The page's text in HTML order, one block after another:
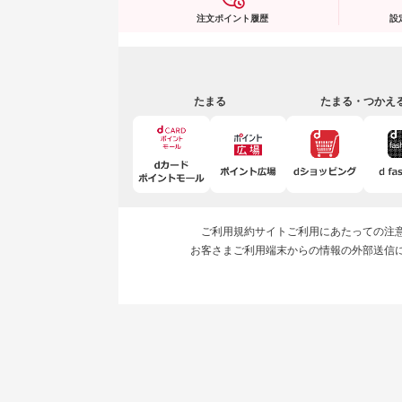
注文ポイント履歴 設
たまる たまる・つかえ
ご利用規約サイトご利用にあたっての注
お客さまご利用端末からの情報の外部送信